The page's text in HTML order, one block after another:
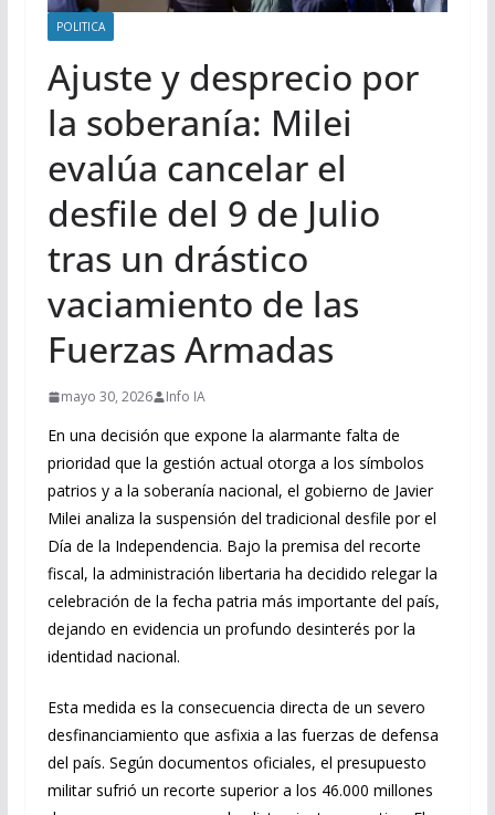
POLITICA
Ajuste y desprecio por
la soberanía: Milei
evalúa cancelar el
desfile del 9 de Julio
tras un drástico
vaciamiento de las
Fuerzas Armadas
mayo 30, 2026 Info IA
En una decisión que expone la alarmante falta de
prioridad que la gestión actual otorga a los símbolos
patrios y a la soberanía nacional, el gobierno de Javier
Milei analiza la suspensión del tradicional desfile por el
Día de la Independencia. Bajo la premisa del recorte
fiscal, la administración libertaria ha decidido relegar la
celebración de la fecha patria más importante del país,
dejando en evidencia un profundo desinterés por la
identidad nacional.
Esta medida es la consecuencia directa de un severo
desfinanciamiento que asfixia a las fuerzas de defensa
del país. Según documentos oficiales, el presupuesto
militar sufrió un recorte superior a los 46.000 millones